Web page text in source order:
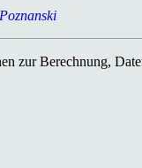
zur Berechnung,